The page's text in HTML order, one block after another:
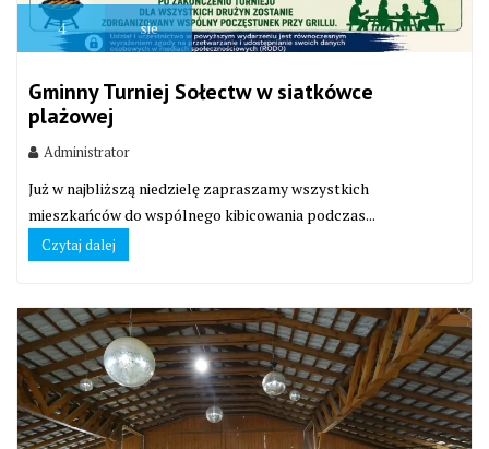
4 sie
Gminny Turniej Sołectw w siatkówce
plażowej
Administrator
Już w najbliższą niedzielę zapraszamy wszystkich
mieszkańców do wspólnego kibicowania podczas...
Czytaj dalej